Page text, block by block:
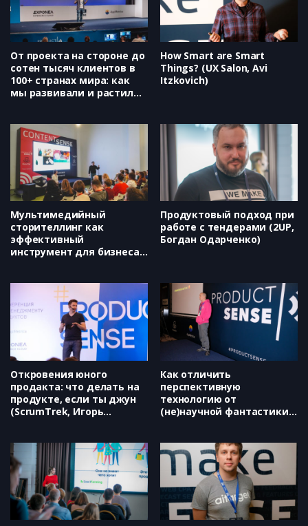
Мастер-класс: Почему ваши
оценки в проекте всегда
ошибочны (Алексей Куксенок)
От проекта на стороне до
сотен тысяч клиентов в
100+ странах мира: как
мы развивали и растили
How Smart are Smart
Things? (UX Salon, Avi
Itzkovich)
Мультимедийный
сторителлинг как
эффективный
инструмент для бизнеса.
Диодорова)
Продуктовый подход при
работе с тендерами (2UP,
Богдан Одарченко)
Откровения юного
продакта: что делать на
продукте, если ты джун
(ScrumTrek, Игорь
Как отличить
перспективную
технологию от
(не)научной фантастики
(Wannyby, Арсений
Кравченко)